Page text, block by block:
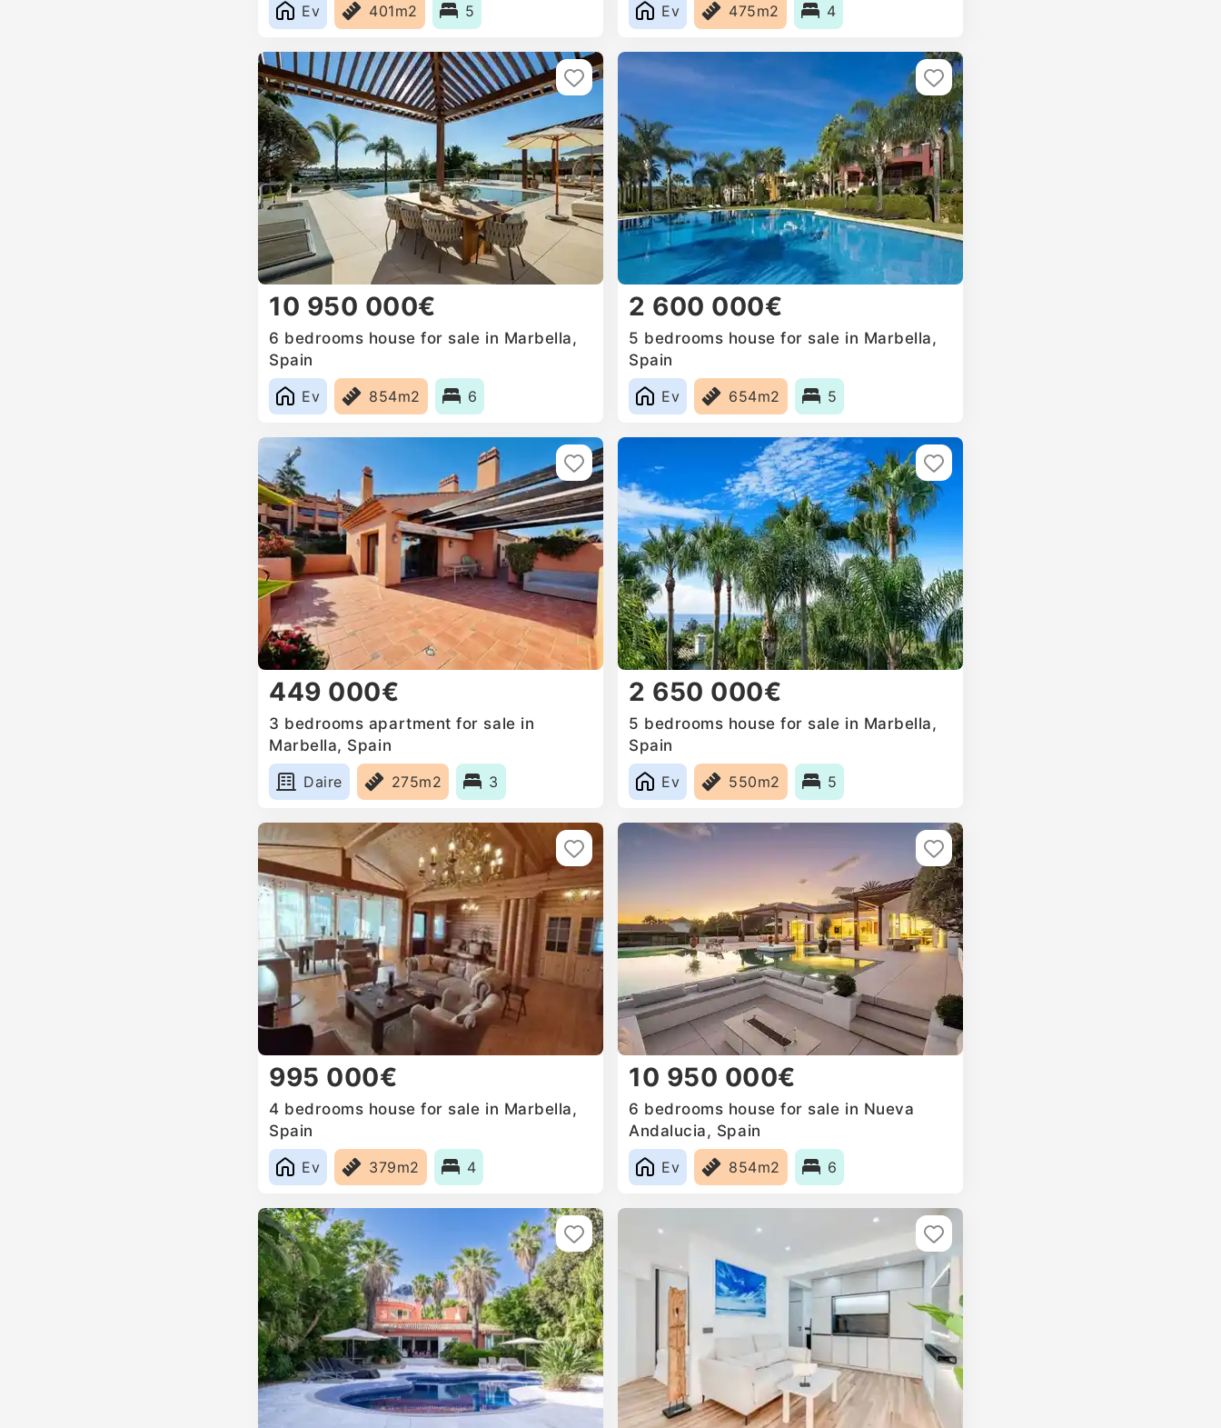
Ev
401m2 5
Ev
475m2 4
10 950 000€
6 bedrooms house for sale in Marbella,
Spain
Ev
854m2 6
2 600 000€
5 bedrooms house for sale in Marbella,
Spain
Ev
654m2 5
449 000€
3 bedrooms apartment for sale in
Marbella, Spain
Daire
275m2 3
2 650 000€
5 bedrooms house for sale in Marbella,
Spain
Ev
550m2 5
995 000€
4 bedrooms house for sale in Marbella,
Spain
Ev
379m2 4
10 950 000€
6 bedrooms house for sale in Nueva
Andalucia, Spain
Ev
854m2 6